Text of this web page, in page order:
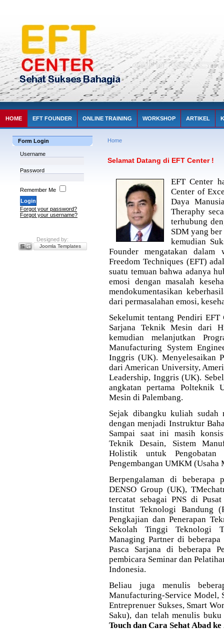
HOME EFT FOUNDER ONLINE TRAINING WORKSHOP ARTIKEL
Form Login
Username
Password
Remember Me
Forgot your password?
Forgot your username?
Designed by:
Joomla Templates
Home
Selamat Datang di EFT Center !
EFT Center
Center of
Daya
Theraphy
terhubung
SDM yang
kemudian
Founder mengatakan dalam
Freedom Techniques (EFT)
suatu temuan bahwa adanya
emosi dengan masalah
mendokumentasikan
dari permasalahan emosi,
Sekelumit tentang Pendiri EFT
Sarjana Teknik Mesin dari
kemudian melanjutkan
Manufacturing System
Inggris (UK). Menyelesaikan
dari American University,
Leadership, Inggris (UK).
angkatan pertama Polteknik
Mesin di Palembang.
Sejak dibangku kuliah sudah
dengan menjadi Instruktur
Sampai saat ini masih
Teknik Desain, Sistem
Holistik untuk Pengobatan
Pengembangan UMKM
Berpengalaman di beberapa
DENSO Group (UK),
tercatat sebagai PNS di
Institut Teknologi Bandung
Pengkajian dan Penerapan
Sekolah Tinggi Teknologi
Managing Partner di
Pasca Sarjana di beberapa
pembicara Seminar dan
Indonesia.
Beliau juga menulis
Manufacturing-Service Model,
Entreprenuer Sukses, Smart
Saku), dan telah menulis
Touch dan Cara Sehat Abad ke